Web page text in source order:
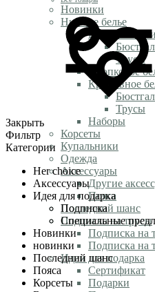
Новинки
Нижнее белье
Белье из сетки
Трусы
Хлопковое
Кружевное
Трусы
Наборы
Корсеты
Купальники
Одежда
Аксессуары
Другие
Пояса
Последний шанс
Подписка на трусы
Подписка на
Подписка на
Идеи для подарка
Сертификат
Подарки
Закрыть
Фильтр
Категории
Her choice
Аксессуары
Идея для подарка
Подписка
Специальные
Новинки
новинки
Последний шанс
Пояса
Корсеты